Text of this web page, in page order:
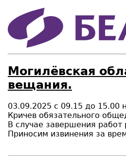
Могилёвская
вещания.
03.09.2025 с 09.15 до 15.00
Кричев обязательного
В случае завершения работ
Приносим извинения за